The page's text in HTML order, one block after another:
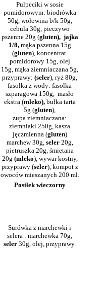
Pulpeciki w sosie
pomidorowym: biodrówka
50g, wołowina b/k 50g,
cebula 30g, pieczywo
pszenne 20g (gluten), jajka
1/8,mąka pszenna 15g
(gluten), koncentrat
pomidorowy 15g, olej
15g, mąka ziemniaczana 5g,
przyprawy: (seler), ryż 80g,
fasolka z wody: fasolka
szparagowa 150g, masło
ekstra (mleko),bułka tarta
5g (gluten),
zupa ziemniaczana:
ziemniaki 250g, kasza
jęczmienna (gluten)
marchew 30g, seler 20g,
pietruszka 20g, śmietana
20g (mleko), wywar kostny,
przyprawy (seler), kompot z
owoców mieszanych 200 ml.
Posiłek wieczorny
Surówka z marchewki i
selera : marchewka 70g,
seler 30g, olej, przyprawy.